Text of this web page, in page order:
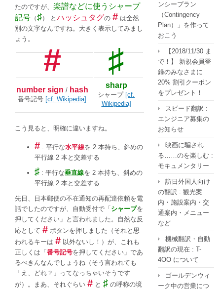
たのですが、 楽譜などに使うシャープ
記号 （♯） と ハッシュタグの # は全然
別の文字なんですね。大きく表示してみまし
ょう。
# ♯
number sign / hash
番号記号 [cf. Wikipedia]
sharp
シャープ [cf.
Wikipedia]
こう見ると、明確に違いますね。
# : 平行な水平線を 2 本持ち、斜めの
平行線 2 本と交差する
♯ : 平行な垂直線を 2 本持ち、斜めの
平行線 2 本と交差する
先日、日本郵便の不在通知の再配達依頼を電
話でしたのですが、自動受付で「シャープを
押してください」と言われました。自然な反
応として # ボタンを押しました（それと思
われるキーは # 以外ないし！）が、これも
正しくは「番号記号を押してください」であ
るべきんなんでしょうね（そう言われても
「え、どれ？」ってなっちゃいそうです
が）。まあ、それぐらい # と ♯ の呼称の境
ンシープラン
（Contingency
Plan）」を作って
おこう
【2018/11/30 ま
で！】 新規会員登
録のみなさまに
20% 割引クーポン
をプレゼント！
スピード翻訳 :
エンジニア募集の
お知らせ
映画に騙され
る……のを楽しむ :
モキュメンタリー
訪日外国人向け
の翻訳 : 観光案
内・施設案内・交
通案内・メニュー
など
機械翻訳・自動
翻訳の現在 : T-
4OO について
ゴールデンウィ
ーク中の営業につ